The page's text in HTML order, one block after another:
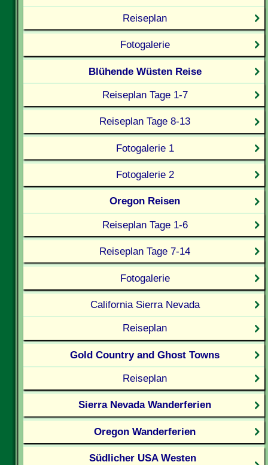
Reiseplan
Fotogalerie
Blühende Wüsten Reise
Reiseplan Tage 1-7
Reiseplan Tage 8-13
Fotogalerie 1
Fotogalerie 2
Oregon Reisen
Reiseplan Tage 1-6
Reiseplan Tage 7-14
Fotogalerie
California Sierra Nevada
Reiseplan
Gold Country and Ghost Towns
Reiseplan
Sierra Nevada Wanderferien
Oregon Wanderferien
Südlicher USA Westen